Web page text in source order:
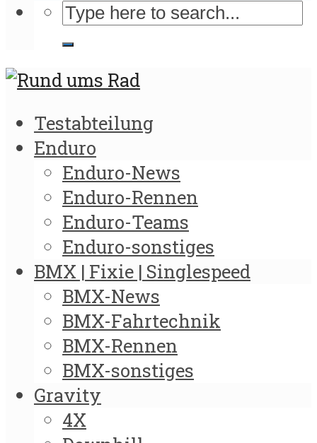
Testabteilung
Enduro
Enduro-News
Enduro-Rennen
Enduro-Teams
Enduro-sonstiges
BMX | Fixie | Singlespeed
BMX-News
BMX-Fahrtechnik
BMX-Rennen
BMX-sonstiges
Gravity
4X